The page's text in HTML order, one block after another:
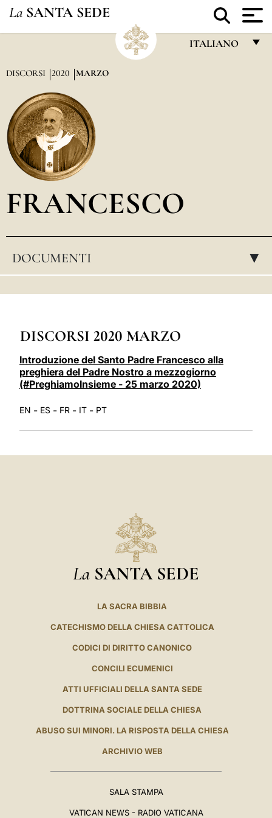
La SANTA SEDE
ITALIANO
العربيّة
DISCORSI 2020 MARZO
FRANCESCO
DOCUMENTI ▸
DISCORSI 2020 MARZO
Introduzione del Santo Padre Francesco alla
preghiera del Padre Nostro a mezzogiorno
(#PreghiamoInsieme - 25 marzo 2020)
EN - ES - FR - IT - PT
La SANTA SEDE
LA SACRA BIBBIA
CATECHISMO DELLA CHIESA CATTOLICA
CODICI DI DIRITTO CANONICO
CONCILI ECUMENICI
ATTI UFFICIALI DELLA SANTA SEDE
DOTTRINA SOCIALE DELLA CHIESA
ABUSO SUI MINORI. LA RISPOSTA DELLA CHIESA
ARCHIVIO WEB
SALA STAMPA
VATICAN NEWS - RADIO VATICANA